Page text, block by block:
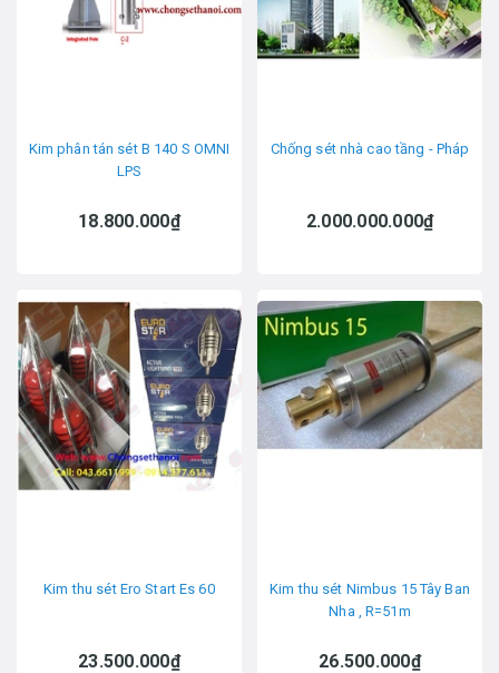
Kim phân tán sét B 140 S OMNI
LPS
18.800.000₫
Chống sét nhà cao tầng - Pháp
2.000.000.000₫
Kim thu sét Ero Start Es 60
23.500.000₫
Kim thu sét Nimbus 15 Tây Ban
Nha , R=51m
26.500.000₫